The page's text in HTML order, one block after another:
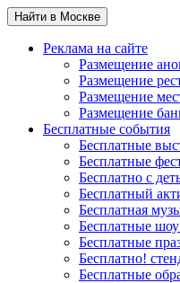
Найти в Москве
Реклама на сайте
Размещение
Размещение
Размещение
Размещение
Бесплатные события
Бесплатные
Бесплатные
Бесплатно с
Бесплатный
Бесплатная
Бесплатные
Бесплатные
Бесплатно!
Бесплатные